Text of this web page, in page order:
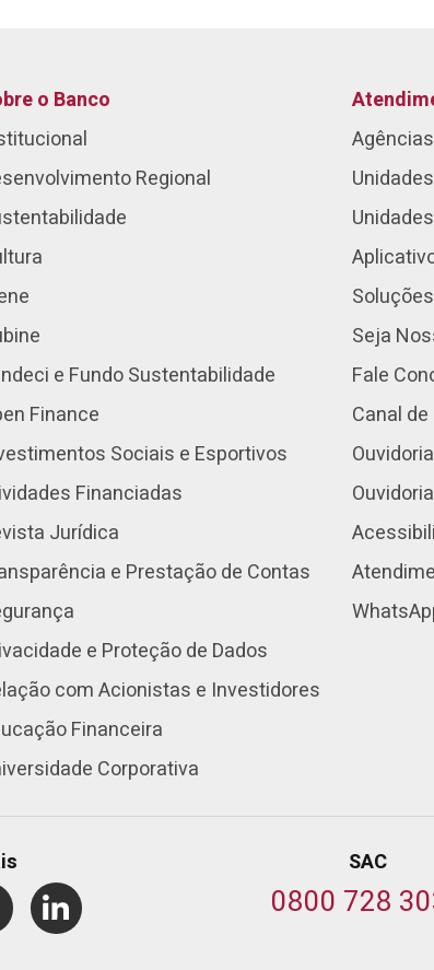
o Banco
Regional
e Fundo Sustentabilidade
Finance
Sociais e Esportivos
Financiadas
Jurídica
e Prestação de Contas
e Proteção de Dados
com Acionistas e Investidores
Financeira
Corporativa
Seja
Fale
Canal
SAC
0800 728